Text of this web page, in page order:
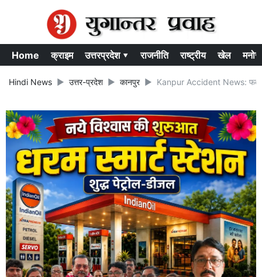
Home क्राइम उत्तरप्रदेश ▾ राजनीति राष्ट्रीय खेल
Hindi News उत्तर-प्रदेश कानपुर Kanpur Accident News: फतेहपुर